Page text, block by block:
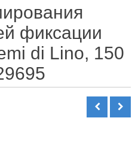
фиксации
di Lino, 150